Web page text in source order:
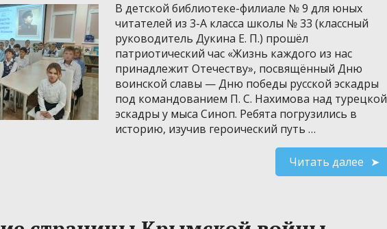
В детской библиотеке-филиале № 9 для юных
читателей из 3-А класса школы № 33 (классный
руководитель Дукина Е. П.) прошёл
патриотический час «Жизнь каждого из нас
принадлежит Отечеству», посвящённый Дню
воинской славы — Дню победы русской эскадры
под командованием П. С. Нахимова над турецкой
эскадры у мыса Синоп. Ребята погрузились в
историю, изучив героический путь …
Читать далее